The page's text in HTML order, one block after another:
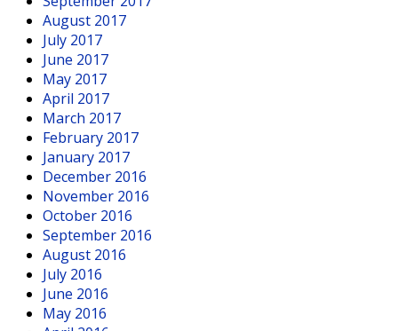
August 2017
July 2017
June 2017
May 2017
April 2017
March 2017
February 2017
January 2017
December 2016
November 2016
October 2016
September 2016
August 2016
July 2016
June 2016
May 2016